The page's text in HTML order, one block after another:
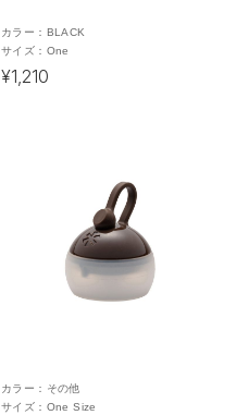
カラー： BLACK
サイズ： One
¥1,210
カラー： その他
サイズ： One Size